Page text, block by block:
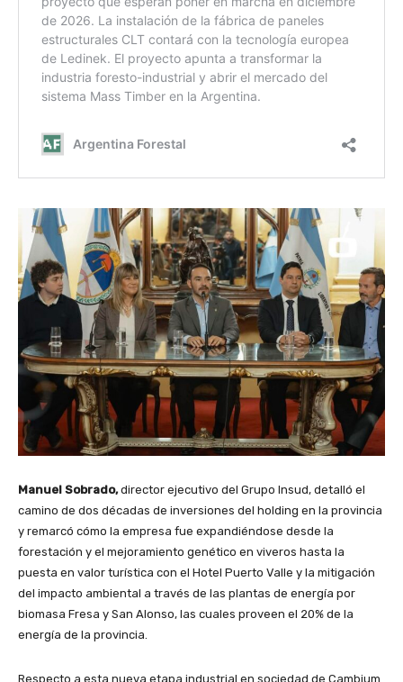
Manuel Sobrado,director ejecutivo del Grupo Insud, detalló el
camino de dos décadas de inversiones del holding en la provincia
y remarcó cómo la empresa fue expandiéndose desde la
forestación y el mejoramiento genético en viveros hasta la
puesta en valor turística con el Hotel Puerto Valle y la mitigación
del impacto ambiental a través de las plantas de energía por
biomasa Fresa y San Alonso, las cuales proveen el 20% de la
energía de la provincia.
Respecto a esta nueva etapa industrial en sociedad de Cambium